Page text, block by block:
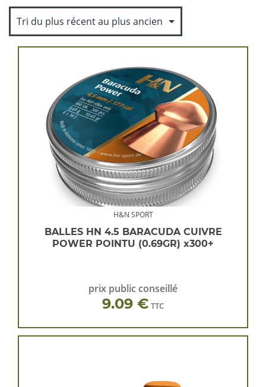
au
ancien
H&N SPORT
BALLES HN 4.5 BARACUDA CUIVRE
POWER POINTU (0.69GR) x300+
prix public conseillé
9.09 € TTC